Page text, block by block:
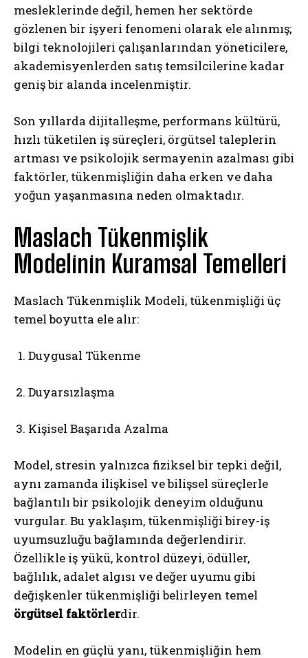
mesleklerinde değil, hemen her sektörde
gözlenen bir işyeri fenomeni olarak ele alınmış;
bilgi teknolojileri çalışanlarından yöneticilere,
akademisyenlerden satış temsilcilerine kadar
geniş bir alanda incelenmiştir.
Son yıllarda dijitalleşme, performans kültürü,
hızlı tüketilen iş süreçleri, örgütsel taleplerin
artması ve psikolojik sermayenin azalması gibi
faktörler, tükenmişliğin daha erken ve daha
yoğun yaşanmasına neden olmaktadır.
Maslach Tükenmişlik
Modelinin Kuramsal Temelleri
Maslach Tükenmişlik Modeli, tükenmişliği üç
temel boyutta ele alır:
Duygusal Tükenme
Duyarsızlaşma
Kişisel Başarıda Azalma
Model, stresin yalnızca fiziksel bir tepki değil,
aynı zamanda ilişkisel ve bilişsel süreçlerle
bağlantılı bir psikolojik deneyim olduğunu
vurgular. Bu yaklaşım, tükenmişliği birey-iş
uyumsuzluğu bağlamında değerlendirir.
Özellikle iş yükü, kontrol düzeyi, ödüller,
bağlılık, adalet algısı ve değer uyumu gibi
değişkenler tükenmişliği belirleyen temel
örgütsel faktörlerdir.
Modelin en güçlü yanı, tükenmişliğin hem